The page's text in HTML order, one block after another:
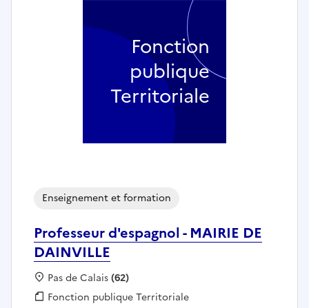
Professeur d'espagnol - MAIRIE DE
DAINVILLE
Enseignement et formation
Localisation :
Pas de Calais(62)
Fonction publique :
Fonction publique Territoriale
Fonction
publique
Territoriale